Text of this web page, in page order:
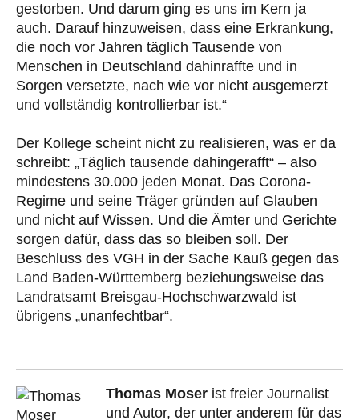
gestorben. Und darum ging es uns im Kern ja
auch. Darauf hinzuweisen, dass eine Erkrankung,
die noch vor Jahren täglich Tausende von
Menschen in Deutschland dahinraffte und in
Sorgen versetzte, nach wie vor nicht ausgemerzt
und vollständig kontrollierbar ist.“
Der Kollege scheint nicht zu realisieren, was er da
schreibt: „Täglich tausende dahingerafft“ – also
mindestens 30.000 jeden Monat. Das Corona-
Regime und seine Träger gründen auf Glauben
und nicht auf Wissen. Und die Ämter und Gerichte
sorgen dafür, dass das so bleiben soll. Der
Beschluss des VGH in der Sache Kauß gegen das
Land Baden-Württemberg beziehungsweise das
Landratsamt Breisgau-Hochschwarzwald ist
übrigens „unanfechtbar“.
Thomas Moser ist freier Journalist
und Autor, der unter anderem für das